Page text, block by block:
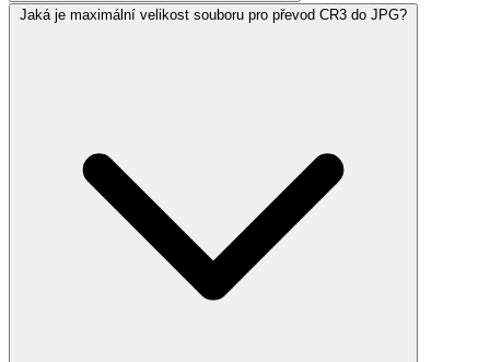
Jaká je maximální velikost souboru pro převod CR3 do JPG?